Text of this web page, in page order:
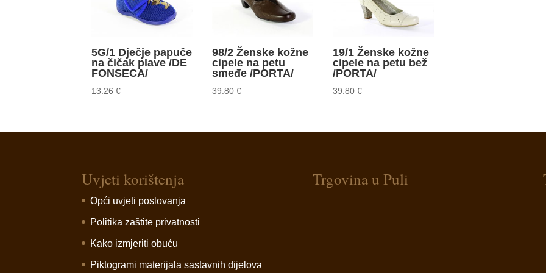
5G/1 Dječje papuče
na čičak plave /DE
FONSECA/
13.26€
98/2 Ženske kožne
cipele na petu
smeđe /PORTA/
39.80€
19/1 Ženske kožne
cipele na petu bež
/PORTA/
39.80€
Uvjeti korištenja
Opći uvjeti poslovanja
Politika zaštite privatnosti
Kako izmjeriti obuću
Piktogrami materijala sastavnih dijelova
Trgovina u Puli